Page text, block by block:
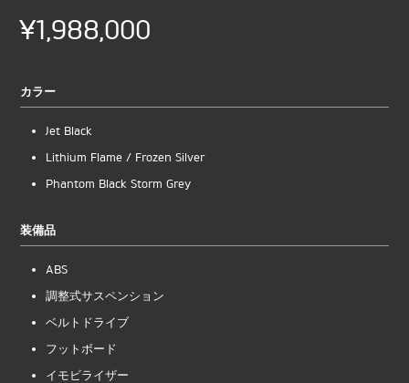
¥1,988,000
カラー
Jet Black
Lithium Flame / Frozen Silver
Phantom Black Storm Grey
装備品
ABS
調整式サスペンション
ベルトドライブ
フットボード
イモビライザー